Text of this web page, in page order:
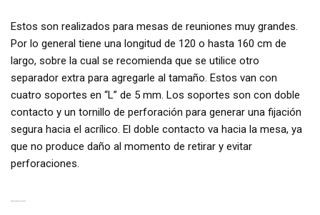
Estos son realizados para mesas de reuniones muy grandes.
Por lo general tiene una longitud de 120 o hasta 160 cm de
largo, sobre la cual se recomienda que se utilice otro
separador extra para agregarle al tamaño. Estos van con
cuatro soportes en “L” de 5 mm. Los soportes son con doble
contacto y un tornillo de perforación para generar una fijación
segura hacia el acrílico. El doble contacto va hacia la mesa, ya
que no produce daño al momento de retirar y evitar
perforaciones.